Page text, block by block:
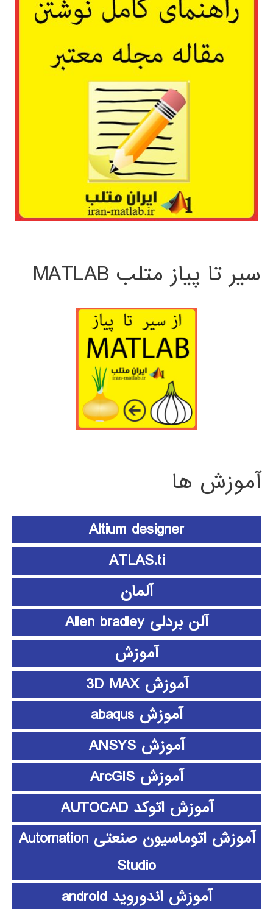
سیر تا پیاز متلب MATLAB
آموزش ها
Altium designer
ATLAS.ti
آلمان
آلن بردلی Allen bradley
آموزش
آموزش 3D MAX
آموزش abaqus
آموزش ANSYS
آموزش ArcGIS
آموزش اتوکد AUTOCAD
آموزش اتوماسیون صنعتی Automation
Studio
آموزش اندوروید android